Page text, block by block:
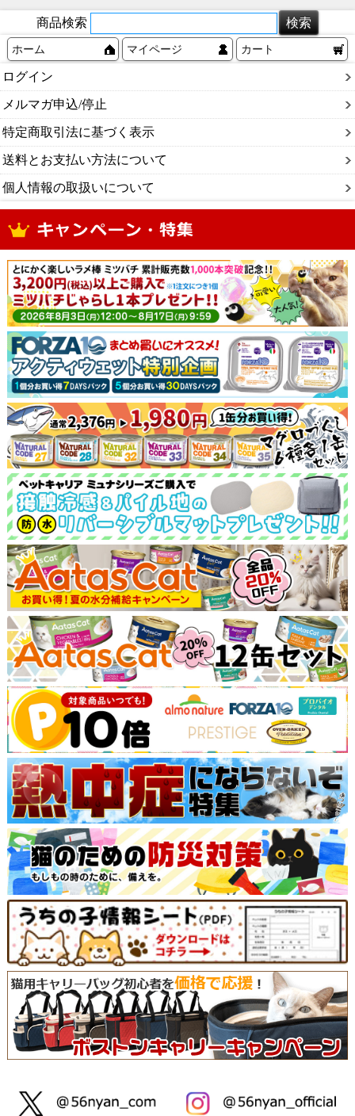
商品検索
ホーム マイページ カート
ログイン
メルマガ申込/停止
特定商取引法に基づく表示
送料とお支払い方法について
個人情報の取扱いについて